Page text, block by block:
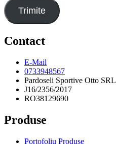
Trimite
Contact
E-Mail
0733948567
Pardoseli Sportive Otto SRL
J16/2356/2017
RO38129690
Produse
Portofoliu Produse